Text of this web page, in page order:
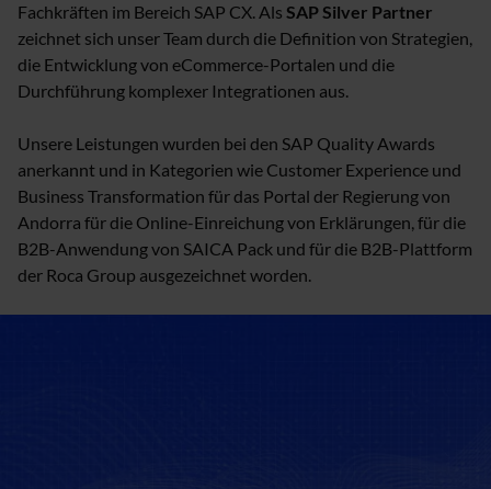
Fachkräften im Bereich SAP CX. Als SAP Silver Partner
zeichnet sich unser Team durch die Definition von Strategien,
die Entwicklung von eCommerce-Portalen und die
Durchführung komplexer Integrationen aus.
Unsere Leistungen wurden bei den SAP Quality Awards
anerkannt und in Kategorien wie Customer Experience und
Business Transformation für das Portal der Regierung von
Andorra für die Online-Einreichung von Erklärungen, für die
B2B-Anwendung von SAICA Pack und für die B2B-Plattform
der Roca Group ausgezeichnet worden.